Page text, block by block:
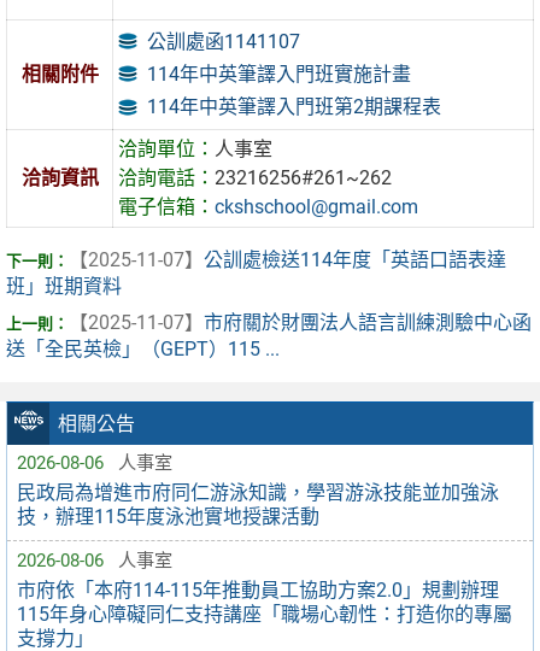
相關公告
2026-08-06 人事室
民政局為增進市府同仁游泳知識，學習游泳技能並加強泳
技，辦理115年度泳池實地授課活動
2026-08-06 人事室
市府依「本府114-115年推動員工協助方案2.0」規劃辦理
115年身心障礙同仁支持講座「職場心韌性：打造你的專屬
支撐力」
相關附件
公訓處函1141107
114年中英筆譯入門班實施計畫
114年中英筆譯入門班第2期課程表
洽詢資訊
洽詢單位： 人事室
洽詢電話：23216256#261~262
電子信箱：ckshschool@gmail.com
【2025-11-07】 公訓處檢送114年度「英語口語表達
班」班期資料
【2025-11-07】 市府關於財團法人語言訓練測驗中心函
送「全民英檢」（GEPT）115 ...